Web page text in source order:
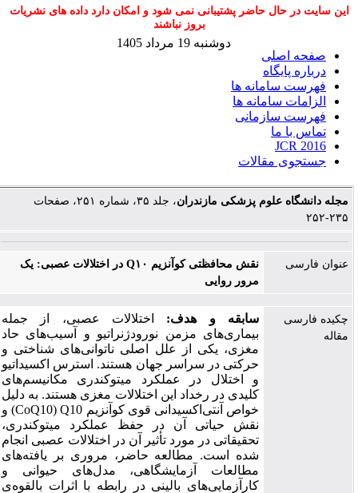
این سایت در حال حاضر پشتیبانی نمی شود و امکان دارد داده های نشریات
بروز نباشند
صفحه اصلی
درباره پایگاه
فهرست سامانه ها
الزامات سامانه ها
فهرست سازمانی
تماس با ما
JCR 2016
جستجوی مقالات
دوشنبه 19 مرداد 1405
مجله دانشگاه علوم پزشکی مازندران
، جلد ۳۵، شماره ۲۵۱، صفحات
۲۳۵-۲۵۲
عنوان فارسی
نقش محافظتی کوآنزیم Q۱۰ در اختلالات عصبی: یک
مرور روایی
چکیده فارسی
مقاله
سابقه و هدف:
اختلالات عصبی، از جمله
بیماری‌های مزمن نورودژنراتیو و آسیب‌های حاد
مغزی، یکی از علل اصلی ناتوانی‌های شناختی و
حرکتی در سراسر جهان هستند. استرس اکسیداتیو
و اختلال در عملکرد میتوکندری مکانیسم‌های
کلیدی در رخداد این اختلالات مغزی هستند. به دلیل
خواص آنتی‌اکسیدانی قوی کوآنزیمQ10
(
CoQ10) و
نقش حیاتی آن در حفظ عملکرد میتوکندری،
تحقیقاتی در مورد تأثیر آن در اختلالات عصبی انجام
شده است. مطالعه حاضر، مروری بر یافته‌های
مطالعات آزمایشگاهی، مدل‌های حیوانی و
کارآزمایی‌های بالینی در رابطه با اثرات بالقوه‌ی